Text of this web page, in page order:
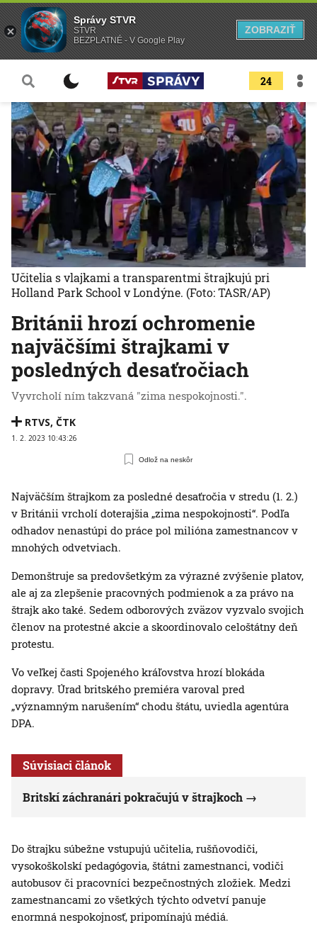
24
Británii hrozí ochromenie
najväčšími štrajkami v
posledných desaťročiach
Vyvrcholí ním takzvaná "zima nespokojnosti.".
RTVS, ČTK
1. 2. 2023 10:43:26
Odlož na neskôr
Učitelia s vlajkami a transparentmi štrajkujú pri
Holland Park School v Londýne. (Foto: TASR/AP)
Najväčším štrajkom za posledné desaťročia v stredu (1. 2.)
v Británii vrcholí doterajšia „zima nespokojnosti“. Podľa
odhadov nenastúpi do práce pol milióna zamestnancov v
mnohých odvetviach.
Demonštruje sa predovšetkým za výrazné zvýšenie platov,
ale aj za zlepšenie pracovných podmienok a za právo na
štrajk ako také. Sedem odborových zväzov vyzvalo svojich
členov na protestné akcie a skoordinovalo celoštátny deň
protestu.
Vo veľkej časti Spojeného kráľovstva hrozí blokáda
dopravy. Úrad britského premiéra varoval pred
„významným narušením“ chodu štátu, uviedla agentúra
DPA.
Súvisiaci článok
Britskí záchranári pokračujú v štrajkoch
Do štrajku súbežne vstupujú učitelia, rušňovodiči,
vysokoškolskí pedagógovia, štátni zamestnanci, vodiči
autobusov či pracovníci bezpečnostných zložiek. Medzi
zamestnancami zo všetkých týchto odvetví panuje
enormná nespokojnosť, pripomínajú médiá.
Správy STVR
STVR
BEZPLATNÉ - V Google Play
ZOBRAZIŤ